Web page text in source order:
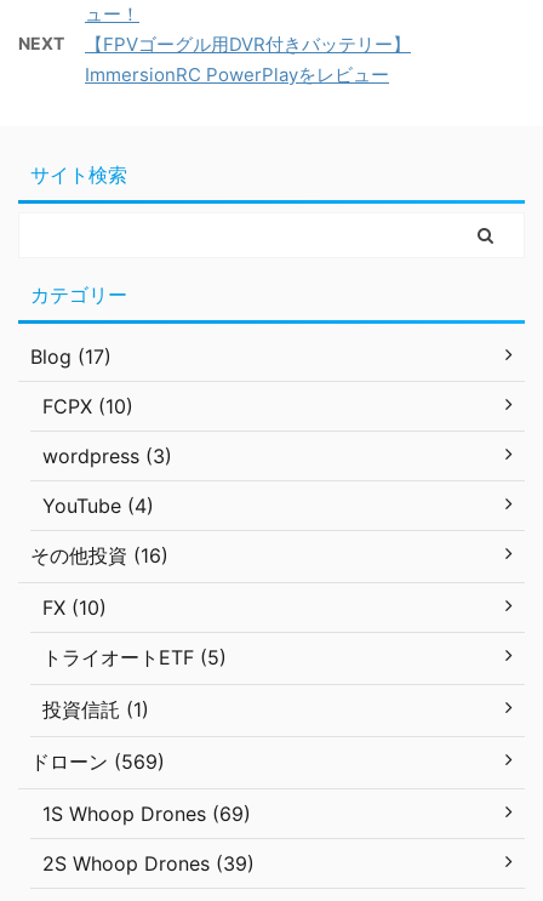
ュー！
NEXT
【FPVゴーグル用DVR付きバッテリー】
ImmersionRC PowerPlayをレビュー
サイト検索
カテゴリー
Blog (17)
FCPX (10)
wordpress (3)
YouTube (4)
その他投資 (16)
FX (10)
トライオートETF (5)
投資信託 (1)
ドローン (569)
1S Whoop Drones (69)
2S Whoop Drones (39)